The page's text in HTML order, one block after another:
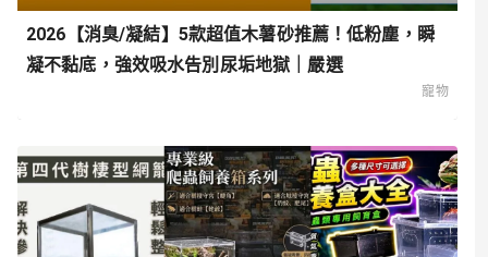
2026【消臭/凝結】5款超值木薯砂推薦！低粉塵，瞬
凝不黏底，強效吸水告別尿垢地獄｜嚴選
寵物